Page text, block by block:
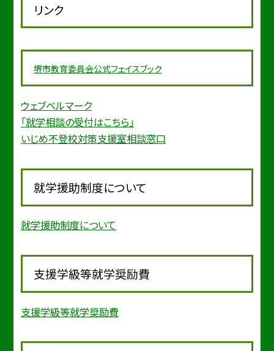
リンク
堺市教育委員会公式フェイスブック
ウェブベルマーク
「就学相談の受付はこちら」
いじめ不登校対策支援室相談窓口
就学援助制度について
就学援助制度について
支援学級等就学奨励費
支援学級等就学奨励費